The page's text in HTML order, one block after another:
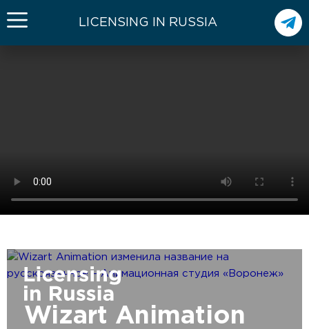
LICENSING IN RUSSIA
Wizart Animation